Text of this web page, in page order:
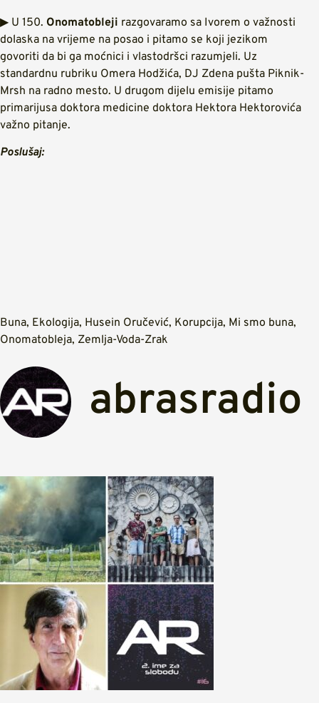
▶ U 150. Onomatobleji razgovaramo sa Ivorem o važnosti
dolaska na vrijeme na posao i pitamo se koji jezikom
govoriti da bi ga moćnici i vlastodršci razumjeli. Uz
standardnu rubriku Omera Hodžića, DJ Zdena pušta Piknik-
Mrsh na radno mesto. U drugom dijelu emisije pitamo
primarijusa doktora medicine doktora Hektora Hektorovića
važno pitanje.
Poslušaj:
Buna, Ekologija, Husein Oručević, Korupcija, Mi smo buna,
Onomatobleja, Zemlja-Voda-Zrak
abrasradio